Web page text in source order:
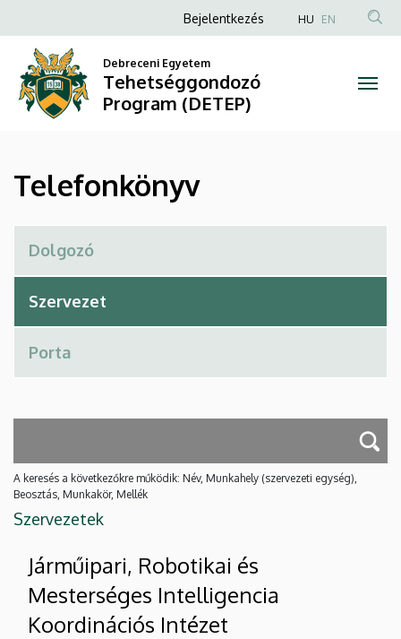
Telefonkönyv
Tehetséggondozó
Program
(DETEP)
a
tartalomra
Anonim
fiók
menüje
Bejelentkezés HU EN
Debreceni Egyetem
Tehetséggondozó
Program (DETEP)
Telefonkönyv
A keresés a következőkre működik: Név, Munkahely (szervezeti egység),
Beosztás, Munkakör, Mellék
Szervezetek
Járműipari, Robotikai és
Mesterséges Intelligencia
Koordinációs Intézet